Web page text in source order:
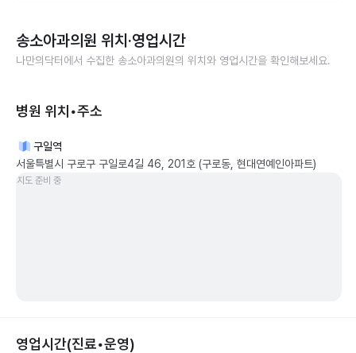
송소아과의원 위치·영업시간
나만의닥터에서 수집한 송소아과의원의 위치와 영업시간을 확인해보세요.
병원 위치•주소
구일역
서울특별시 구로구 구일로4길 46, 201호 (구로동, 현대연예인아파트)
지도 준비 중
영업시간(진료•운영)